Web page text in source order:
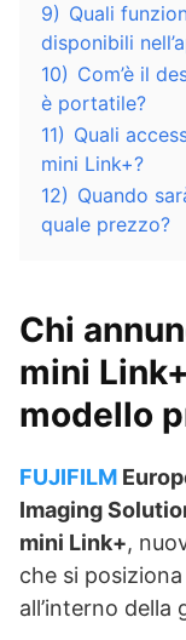
9) Quali
disponibili
10) Com’è il
è portatile?
11) Quali
mini Link+?
12) Quando
quale prezzo?
Chi
mini
modello
FUJIFILM
Imaging
mini Link+,
che si
all’interno della